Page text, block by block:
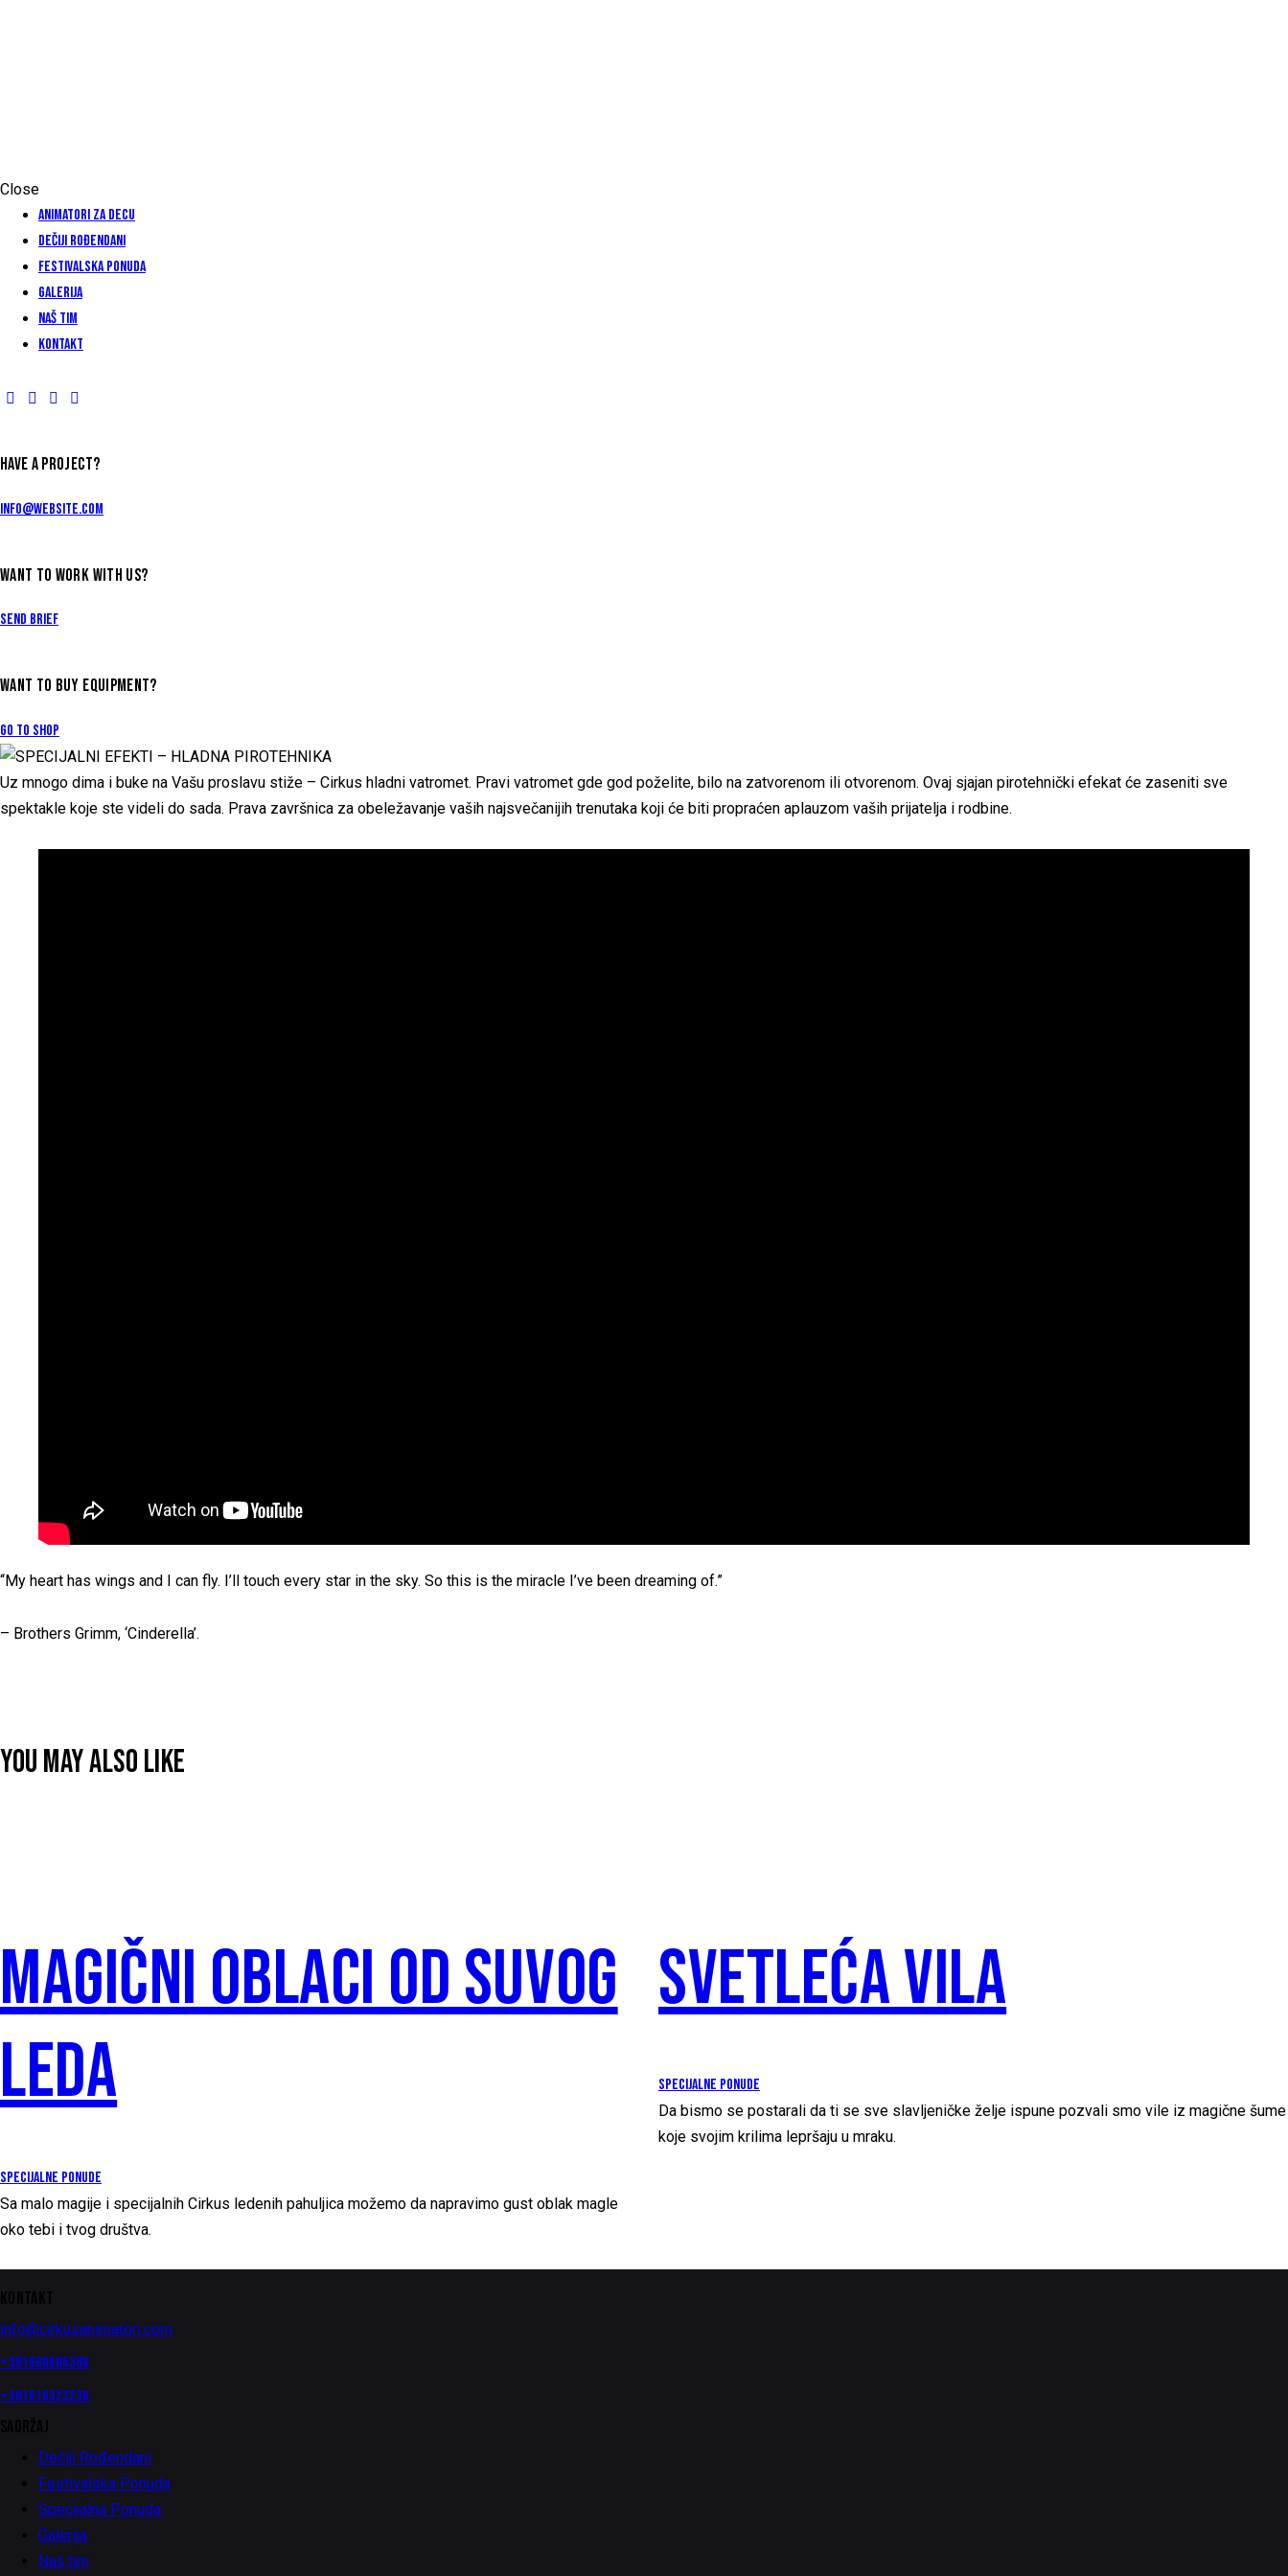
Close
ANIMATORI ZA DECU
DEČIJI ROĐENDANI
FESTIVALSKA PONUDA
GALERIJA
NAŠ TIM
KONTAKT
HAVE A PROJECT?
info@website.com
WANT TO WORK WITH US?
Send Brief
WANT TO BUY EQUIPMENT?
Go to Shop
Uz mnogo dima i buke na Vašu proslavu stiže – Cirkus hladni vatromet. Pravi vatromet gde god poželite, bilo na zatvorenom ili otvorenom. Ovaj sjajan pirotehnički efekat će zaseniti sve
spektakle koje ste videli do sada. Prava završnica za obeležavanje vaših najsvečanijih trenutaka koji će biti propraćen aplauzom vaših prijatelja i rodbine.
“My heart has wings and I can fly. I’ll touch every star in the sky. So this is the miracle I’ve been dreaming of.”
– Brothers Grimm, ‘Cinderella’.
YOU MAY ALSO LIKE
MAGIČNI OBLACI OD SUVOG
LEDA
SPECIJALNE PONUDE
Sa malo magije i specijalnih Cirkus ledenih pahuljica možemo da napravimo gust oblak magle
oko tebi i tvog društva.
SVETLEĆA VILA
SPECIJALNE PONUDE
Da bismo se postarali da ti se sve slavljeničke želje ispune pozvali smo vile iz magične šume
koje svojim krilima lepršaju u mraku.
KONTAKT
info@cirkusanimatori.com
+381600606386
+381616323236
SADRŽAJ
Dečiji Rođendani
Festivalska Ponuda
Specijalna Ponuda
Galerija
Naš tim